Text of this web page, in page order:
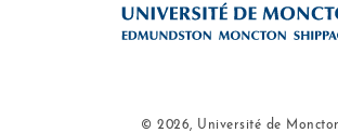
© 2026, Université de